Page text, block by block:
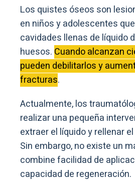
Los quistes óseos son
en niños y adolescentes
cavidades llenas de líquido
huesos. Cuando alcanzan
pueden debilitarlos y
fracturas.
Actualmente, los
realizar una pequeña
extraer el líquido y rellenar
Sin embargo, no existe un
combine facilidad de
capacidad de regeneración.